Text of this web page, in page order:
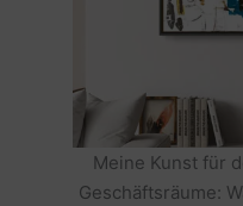
Meine Kunst für
Geschäftsräume: